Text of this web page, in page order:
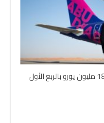
ويز إير تواجه ضغوطاً وتخسر 183.3 مليون يورو بالربع الأول